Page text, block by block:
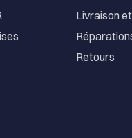
Livraison
Retours